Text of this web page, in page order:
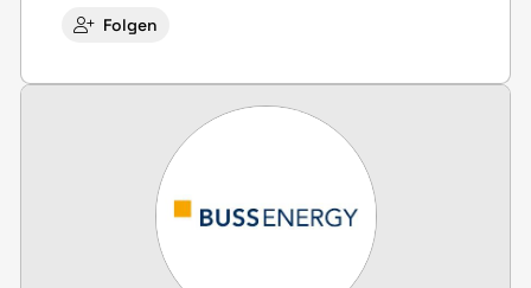
Folgen